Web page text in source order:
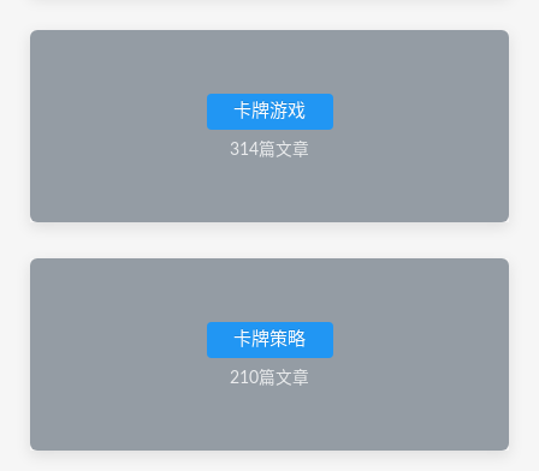
卡牌游戏
314篇文章
卡牌策略
210篇文章